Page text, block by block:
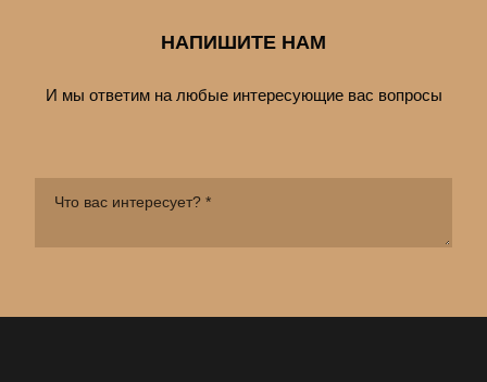
НАПИШИТЕ НАМ
И мы ответим на любые интересующие вас вопросы